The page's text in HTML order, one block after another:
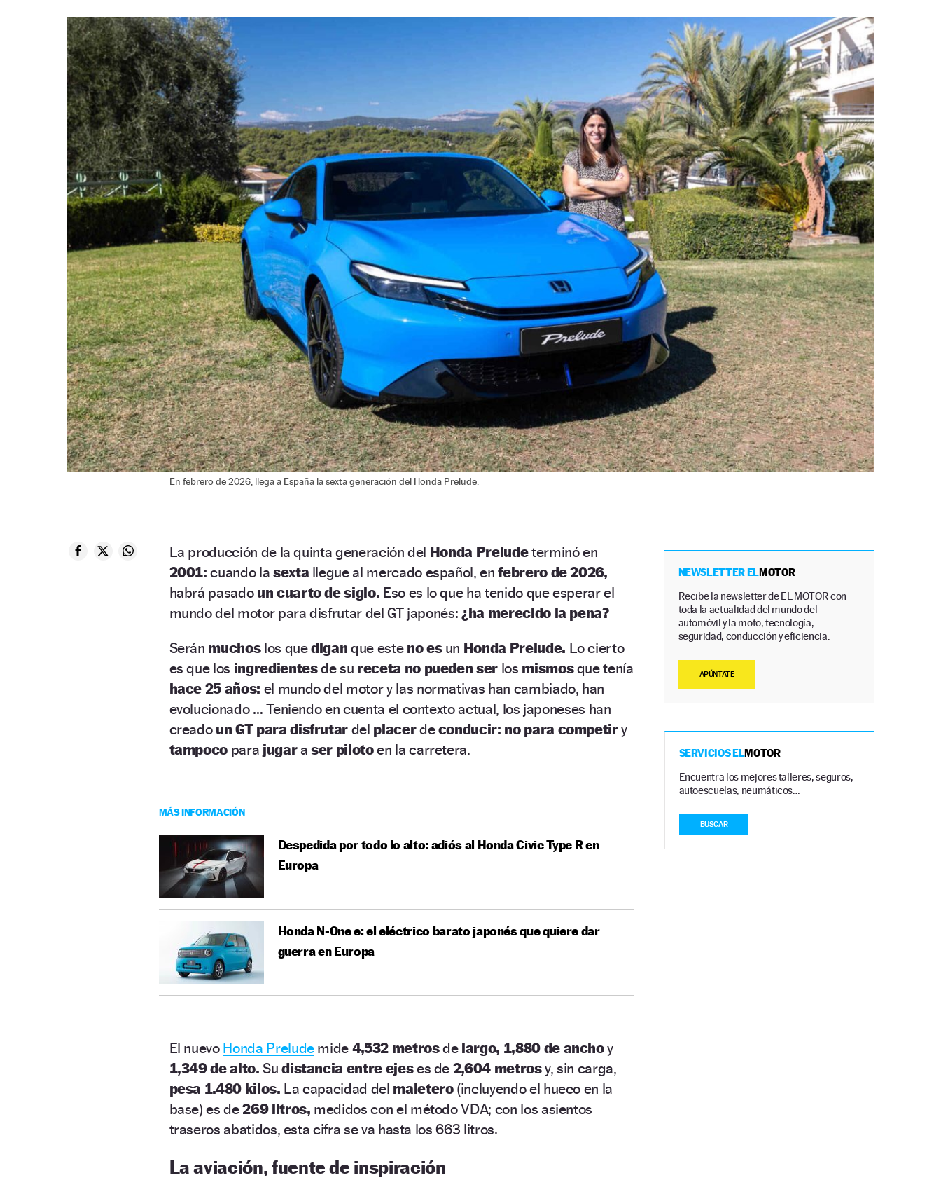
En febrero de 2026, llega a España la sexta generación del Honda Prelude.
La producción de la quinta generación del Honda Preludeterminó en
2001:cuando la sexta llegue al mercado español, enfebrero de 2026,
habrá pasado un cuarto de siglo. Eso es lo que ha tenido que esperar el
mundo del motor para disfrutar del GT japonés:¿ha merecido la pena?
Serán muchos los quediganque este no esun Honda Prelude. Lo cierto
es que los ingredientesde su receta no pueden ser los mismosque tenía
hace 25 años: el mundo del motor y las normativas han cambiado, han
evolucionado … Teniendo en cuenta el contexto actual, los japoneses han
creado un GT para disfrutar del placerdeconducir: no para competiry
tampoco para jugaraser pilotoen la carretera.
MÁS INFORMACIÓN
Despedida por todo lo alto: adiós al Honda Civic Type R en
Europa
Honda N-One e: el eléctrico barato japonés que quiere dar
guerra en Europa
El nuevo Honda Preludemide 4,532 metrosde largo, 1,880 de anchoy
1,349 de alto.Sudistancia entre ejeses de 2,604 metrosy, sin carga,
pesa 1.480 kilos. La capacidad del maletero (incluyendo el hueco en la
base) es de269 litros, medidos con el método VDA; con los asientos
traseros abatidos, esta cifra se va hasta los 663 litros.
La aviación, fuente de inspiración
NEWSLETTER ELMOTOR
Recibe la newsletter de EL MOTOR con
toda la actualidad del mundo del
automóvil y la moto, tecnología,
seguridad, conducción y eficiencia.
APÚNTATE
SERVICIOS ELMOTOR
Encuentra los mejores talleres, seguros,
autoescuelas, neumáticos…
BUSCAR